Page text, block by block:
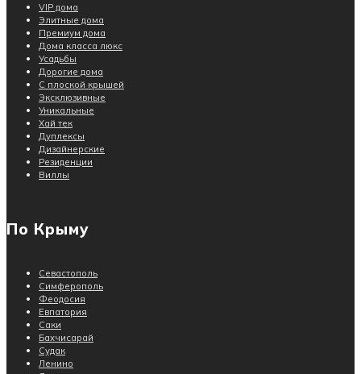
VIP дома
Элитные дома
Премиум дома
Дома класса люкс
Усадьбы
Дорогие дома
С плоской крышей
Эксклюзивные
Уникальные
Хай тек
Дуплексы
Дизайнерские
Резиденции
Виллы
По Крыму
Севастополь
Симферополь
Феодосия
Евпатория
Саки
Бахчисарай
Судак
Ленино